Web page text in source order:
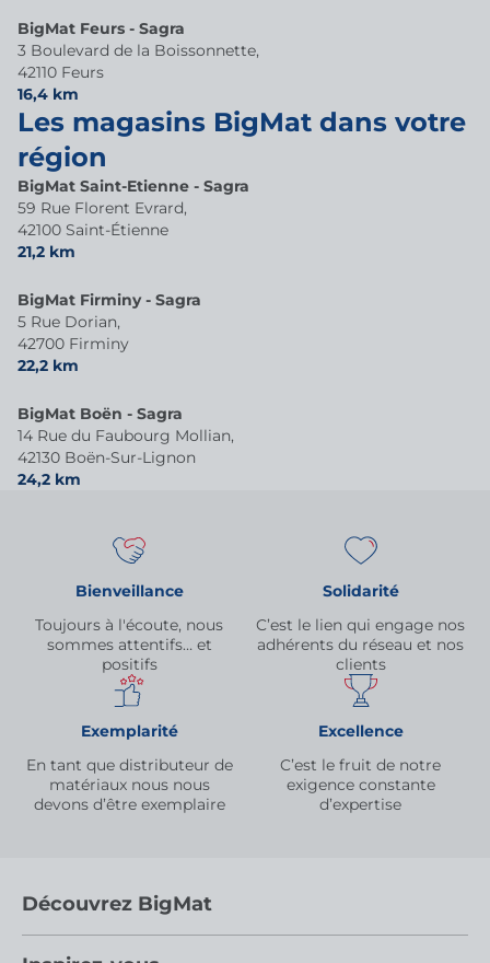
BigMat Feurs - Sagra
3 Boulevard de la Boissonnette,
42110 Feurs
16,4 km
Les magasins BigMat dans votre
région
BigMat Saint-Etienne - Sagra
59 Rue Florent Evrard,
42100 Saint-Étienne
21,2 km
BigMat Firminy - Sagra
5 Rue Dorian,
42700 Firminy
22,2 km
BigMat Boën - Sagra
14 Rue du Faubourg Mollian,
42130 Boën-Sur-Lignon
24,2 km
Bienveillance
Toujours à l'écoute, nous
sommes attentifs… et
positifs
Solidarité
C’est le lien qui engage nos
adhérents du réseau et nos
clients
Exemplarité
En tant que distributeur de
matériaux nous nous
devons d’être exemplaire
Excellence
C’est le fruit de notre
exigence constante
d’expertise
Découvrez BigMat